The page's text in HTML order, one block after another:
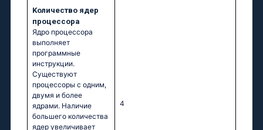
Kоличество ядер
процессора
Ядро процессора
выполняет
программные
инструкции.
Существуют
процессоры с одним,
двумя и более
ядрами. Наличие
большего количества
ядер увеличивает
4